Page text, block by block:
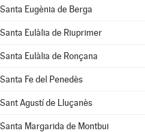
Santa Eugènia de Berga
Santa Eulàlia de Riuprimer
Santa Eulàlia de Ronçana
Santa Fe del Penedès
Sant Agustí de Lluçanès
Santa Margarida de Montbui